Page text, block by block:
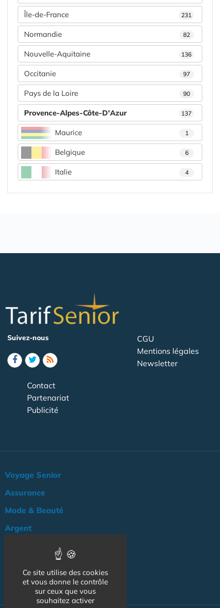
Île-de-France 231
Normandie 82
Nouvelle-Aquitaine 136
Occitanie 97
Pays de la Loire 90
Provence-Alpes-Côte-D'Azur 137
Maurice 1
Belgique 6
Italie 4
Suivez-nous
CGU
Mentions légales
Newsletter
Contact
Partenariat
Publicité
Voyage Senior
Assurance
Mode & Beauté
Argent
Loisir & Culture
NOS AUTRES SITES :
Ce site utilise des cookies
et vous donne le contrôle
sur ceux que vous
souhaitez activer